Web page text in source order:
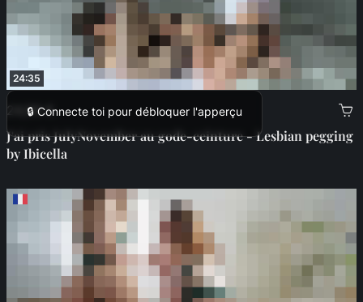
24:35
🔒 Connecte toi pour débloquer l'apperçu
24,99 €
J'ai pris JulyNovember au gode-ceinture - Lesbian pegging
by Ibicella